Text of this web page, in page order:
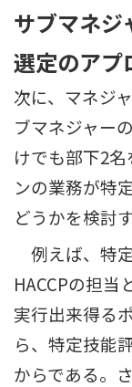
サブマネジ
選定のアプ
次に、マネジ
ブマネジャー
けでも部下2
ンの業務が特
どうかを検討す
例えば、特
HACCPの担当
実行出来得る
ら、特定技能
からである。